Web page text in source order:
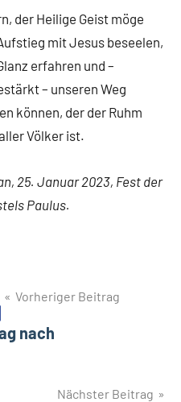
der Heilige Geist möge
mit Jesus beseelen,
erfahren und –
– unseren Weg
können, der der Ruhm
Völker ist.
25. Januar 2023, Fest der
Paulus.
Vorheriger Beitrag
nach
Nächster Beitrag